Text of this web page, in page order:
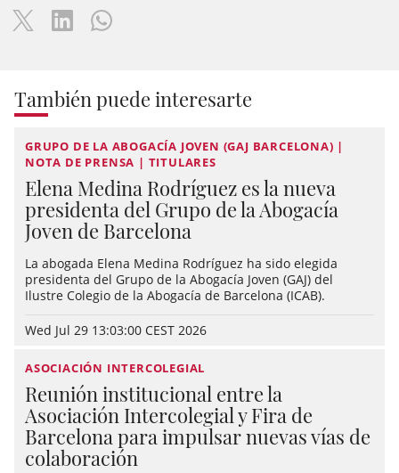
También puede interesarte
GRUPO DE LA ABOGACÍA JOVEN (GAJ BARCELONA) |
NOTA DE PRENSA | TITULARES
Elena Medina Rodríguez es la nueva
presidenta del Grupo de la Abogacía
Joven de Barcelona
La abogada Elena Medina Rodríguez ha sido elegida
presidenta del Grupo de la Abogacía Joven (GAJ) del
Ilustre Colegio de la Abogacía de Barcelona (ICAB).
Wed Jul 29 13:03:00 CEST 2026
ASOCIACIÓN INTERCOLEGIAL
Reunión institucional entre la
Asociación Intercolegial y Fira de
Barcelona para impulsar nuevas vías de
colaboración